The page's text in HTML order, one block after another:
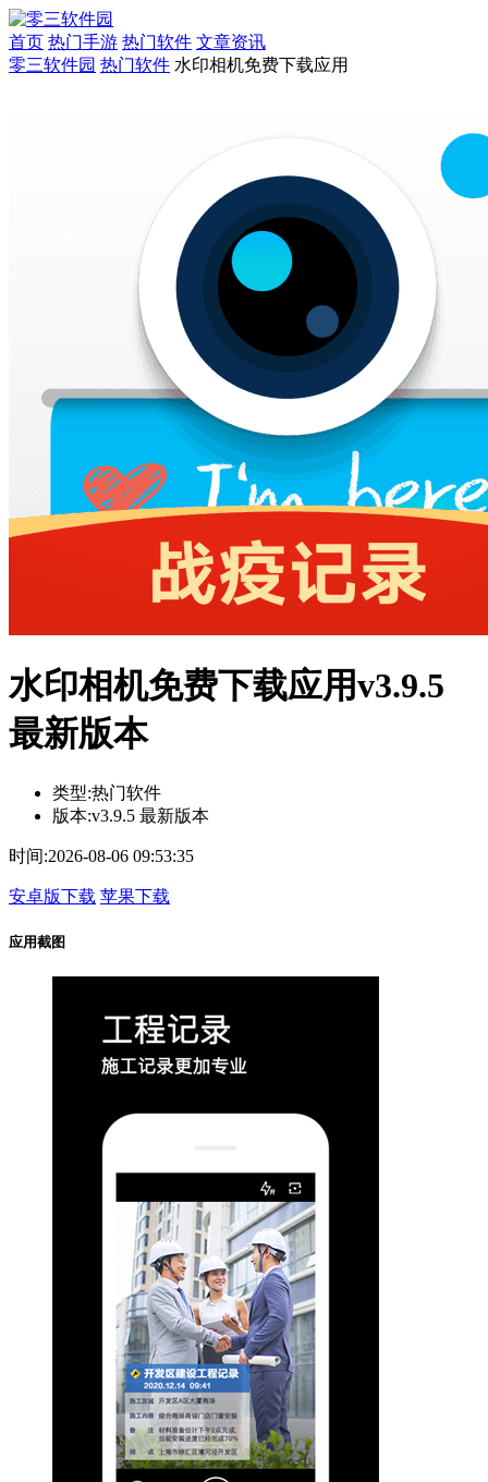
首页 热门手游 热门软件 文章资讯
零三软件园 热门软件 水印相机免费下载应用
水印相机免费下载应用v3.9.5
最新版本
类型:热门软件
版本:v3.9.5 最新版本
时间:2026-08-06 09:53:35
安卓版下载 苹果下载
应用截图